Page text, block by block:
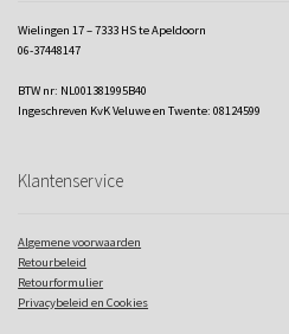
Wielingen 17 – 7333 HS te Apeldoorn
06-37448147
BTW nr: NL001381995B40
Ingeschreven KvK Veluwe en Twente: 08124599
Klantenservice
Algemene voorwaarden
Retourbeleid
Retourformulier
Privacybeleid en Cookies